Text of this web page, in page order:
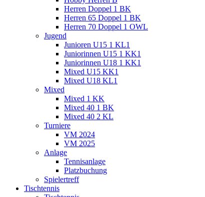
Herren Doppel 1 BK
Herren 65 Doppel 1 BK
Herren 70 Doppel 1 OWL
Jugend
Junioren U15 1 KL1
Juniorinnen U15 1 KK1
Juniorinnen U18 1 KK1
Mixed U15 KK1
Mixed U18 KL1
Mixed
Mixed 1 KK
Mixed 40 1 BK
Mixed 40 2 KL
Turniere
VM 2024
VM 2025
Anlage
Tennisanlage
Platzbuchung
Spielertreff
Tischtennis